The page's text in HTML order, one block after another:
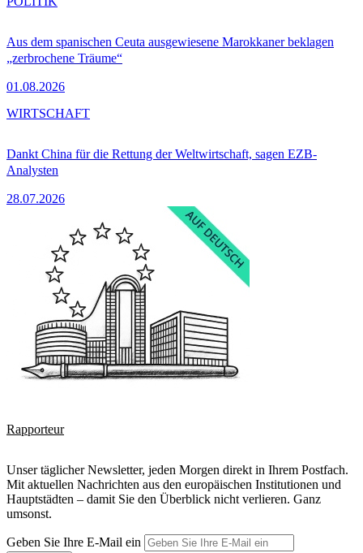
Aus dem spanischen Ceuta ausgewiesene Marokkaner beklagen
„zerbrochene Träume“
01.08.2026
Dankt China für die Rettung der Weltwirtschaft, sagen EZB-
Analysten
28.07.2026
WIRTSCHAFT
Rapporteur
Unser täglicher Newsletter, jeden Morgen direkt in Ihrem Postfach.
Mit aktuellen Nachrichten aus den europäischen Institutionen und
Hauptstädten – damit Sie den Überblick nicht verlieren. Ganz
umsonst.
Geben Sie Ihre E-Mail ein